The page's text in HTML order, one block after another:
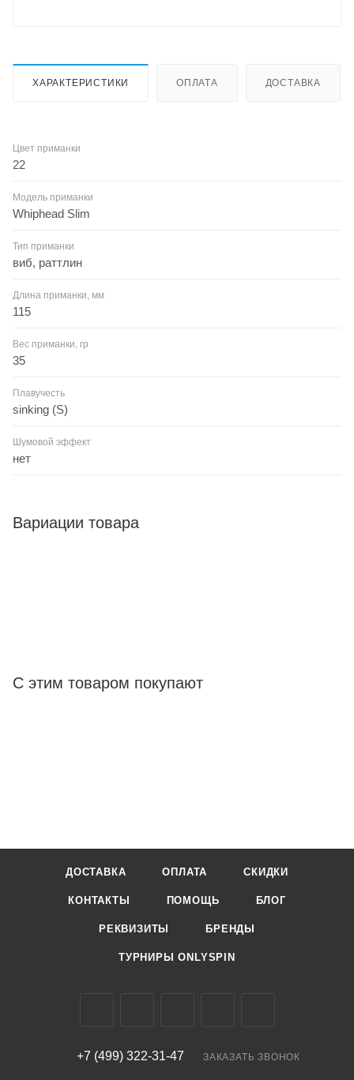
ХАРАКТЕРИСТИКИ ОПЛАТА ДОСТАВКА
Цвет приманки
22
Модель приманки
Whiphead Slim
Тип приманки
виб, раттлин
Длина приманки, мм
115
Вес приманки, гр
35
Плавучесть
sinking (S)
Шумовой эффект
нет
Вариации товара
С этим товаром покупают
ДОСТАВКА ОПЛАТА СКИДКИ
КОНТАКТЫ ПОМОЩЬ БЛОГ
РЕКВИЗИТЫ БРЕНДЫ
ТУРНИРЫ ONLYSPIN
+7 (499) 322-31-47 ЗАКАЗАТЬ ЗВОНОК